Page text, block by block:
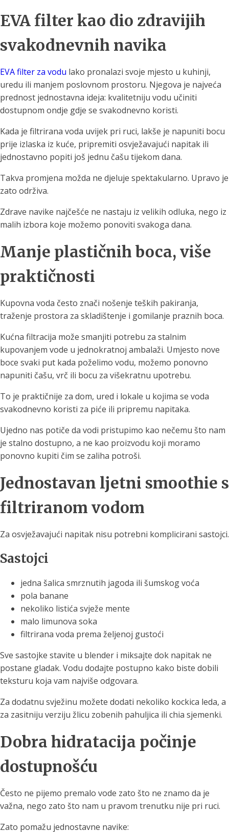
EVA filter kao dio zdravijih
svakodnevnih navika
EVA filter za vodu lako pronalazi svoje mjesto u kuhinji,
uredu ili manjem poslovnom prostoru. Njegova je najveća
prednost jednostavna ideja: kvalitetniju vodu učiniti
dostupnom ondje gdje se svakodnevno koristi.
Kada je filtrirana voda uvijek pri ruci, lakše je napuniti bocu
prije izlaska iz kuće, pripremiti osvježavajući napitak ili
jednostavno popiti još jednu čašu tijekom dana.
Takva promjena možda ne djeluje spektakularno. Upravo je
zato održiva.
Zdrave navike najčešće ne nastaju iz velikih odluka, nego iz
malih izbora koje možemo ponoviti svakoga dana.
Manje plastičnih boca, više
praktičnosti
Kupovna voda često znači nošenje teških pakiranja,
traženje prostora za skladištenje i gomilanje praznih boca.
Kućna filtracija može smanjiti potrebu za stalnim
kupovanjem vode u jednokratnoj ambalaži. Umjesto nove
boce svaki put kada poželimo vodu, možemo ponovno
napuniti čašu, vrč ili bocu za višekratnu upotrebu.
To je praktičnije za dom, ured i lokale u kojima se voda
svakodnevno koristi za piće ili pripremu napitaka.
Ujedno nas potiče da vodi pristupimo kao nečemu što nam
je stalno dostupno, a ne kao proizvodu koji moramo
ponovno kupiti čim se zaliha potroši.
Jednostavan ljetni smoothie s
filtriranom vodom
Za osvježavajući napitak nisu potrebni komplicirani sastojci.
Sastojci
jedna šalica smrznutih jagoda ili šumskog voća
pola banane
nekoliko listića svježe mente
malo limunova soka
filtrirana voda prema željenoj gustoći
Sve sastojke stavite u blender i miksajte dok napitak ne
postane gladak. Vodu dodajte postupno kako biste dobili
teksturu koja vam najviše odgovara.
Za dodatnu svježinu možete dodati nekoliko kockica leda, a
za zasitniju verziju žlicu zobenih pahuljica ili chia sjemenki.
Dobra hidratacija počinje
dostupnošću
Često ne pijemo premalo vode zato što ne znamo da je
važna, nego zato što nam u pravom trenutku nije pri ruci.
Zato pomažu jednostavne navike: